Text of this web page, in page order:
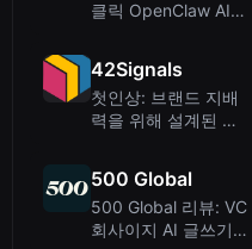
클릭 OpenClaw AI
42Signals
첫인상: 브랜드 지배
력을 위해 설계된 데
500 Global
500 Global 리뷰: VC
회사이지 AI 글쓰기